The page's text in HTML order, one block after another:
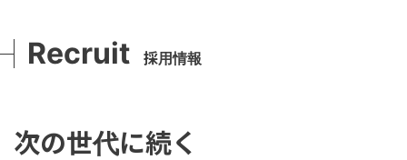
Recruit 採用情報
次の世代に続く